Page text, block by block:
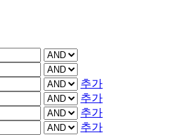
추가
추가
추가
추가